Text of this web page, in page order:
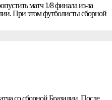
матч 1/8 финала из-за
При этом футболисты сборной